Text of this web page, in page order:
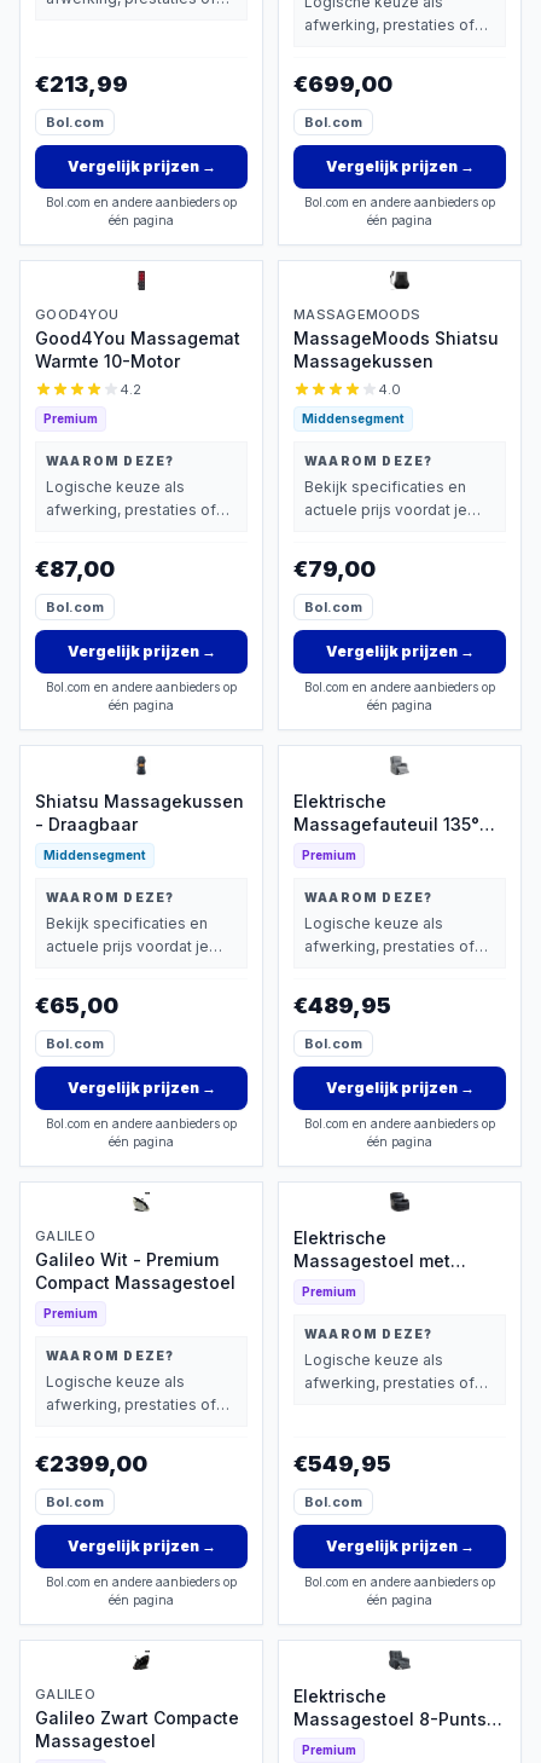
€213,99
Bol.com
Vergelijk prijzen→
Bol.com en andere aanbieders op
één pagina
afwerking, prestaties of
€699,00
Bol.com
Vergelijk prijzen→
Bol.com en andere aanbieders op
één pagina
GOOD4YOU
Good4You Massagemat
Warmte 10-Motor
4.2
Premium
WAAROM DEZE?
Logische keuze als
afwerking, prestaties of
€87,00
Bol.com
Vergelijk prijzen→
Bol.com en andere aanbieders op
één pagina
MASSAGEMOODS
MassageMoods Shiatsu
Massagekussen
4.0
Middensegment
WAAROM DEZE?
Bekijk specificaties en
actuele prijs voordat je
€79,00
Bol.com
Vergelijk prijzen→
Bol.com en andere aanbieders op
één pagina
Shiatsu Massagekussen
- Draagbaar
Middensegment
WAAROM DEZE?
Bekijk specificaties en
actuele prijs voordat je
€65,00
Bol.com
Vergelijk prijzen→
Bol.com en andere aanbieders op
één pagina
Elektrische
Massagefauteuil 135°
Kantelbaar
Premium
WAAROM DEZE?
Logische keuze als
afwerking, prestaties of
€489,95
Bol.com
Vergelijk prijzen→
Bol.com en andere aanbieders op
één pagina
GALILEO
Galileo Wit - Premium
Compact Massagestoel
Premium
WAAROM DEZE?
Logische keuze als
afwerking, prestaties of
€2399,00
Bol.com
Vergelijk prijzen→
Bol.com en andere aanbieders op
één pagina
Elektrische
Massagestoel met
Verwarming
Premium
WAAROM DEZE?
Logische keuze als
afwerking, prestaties of
€549,95
Bol.com
Vergelijk prijzen→
Bol.com en andere aanbieders op
één pagina
GALILEO
Galileo Zwart Compacte
Massagestoel
Elektrische
Massagestoel 8-Punts
met Verwarming
Premium